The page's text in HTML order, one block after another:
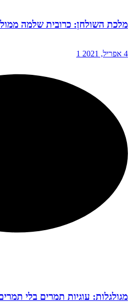
מלכת השולחן: כרובית שלמה
4 אפריל, 2021 1
מגולגלות: עוגיות תמרים בלי